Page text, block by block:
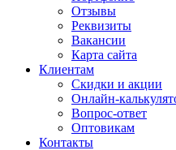
Отзывы
Реквизиты
Вакансии
Карта сайта
Клиентам
Скидки и акции
Онлайн-
Вопрос-ответ
Оптовикам
Контакты